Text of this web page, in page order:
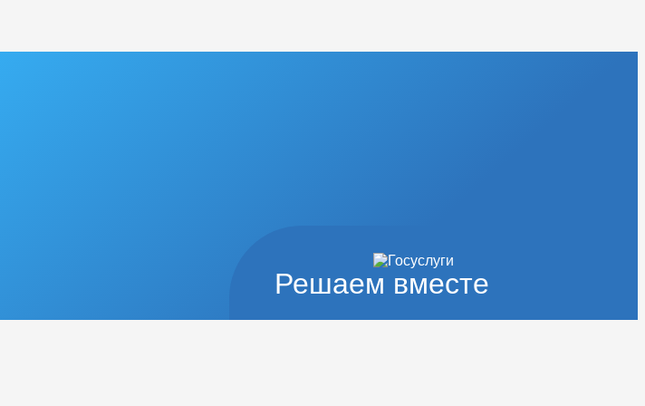
Решаем вместе